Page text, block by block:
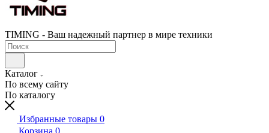
TIMING - Ваш надежный партнер в мире техники
Каталог
По всему сайту
По каталогу
Избранные товары 0
Корзина 0